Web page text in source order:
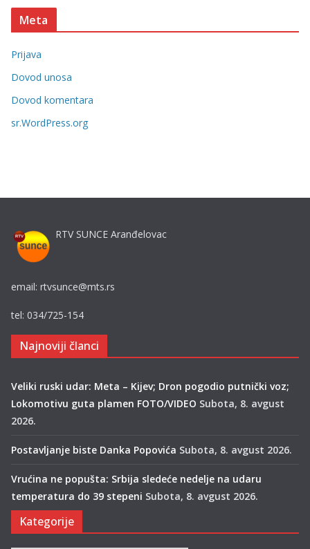
t
o
r
i
e
Meta
Prijava
Dovod unosa
Dovod komentara
sr.WordPress.org
RTV SUNCE Aranđelovac
email: rtvsunce@mts.rs
tel: 034/725-154
Najnoviji članci
Veliki ruski udar: Meta – Kijev; Dron pogodio putnički voz;
Lokomotivu guta plamen FOTO/VIDEO Subota, 8. avgust
2026.
Postavljanje biste Danka Popovića Subota, 8. avgust 2026.
Vrućina ne popušta: Srbija sledeće nedelje na udaru
temperatura do 39 stepeni Subota, 8. avgust 2026.
Kategorije